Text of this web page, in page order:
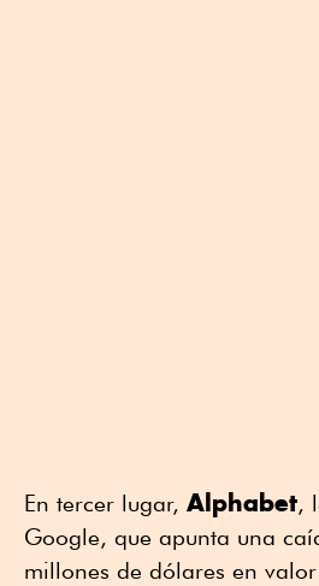
En tercer lugar, Alphabet,
Google, que apunta una
millones de dólares en